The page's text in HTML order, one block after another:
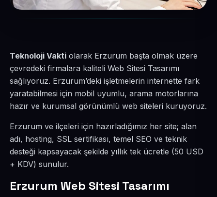
Teknoloji Vakti olarak Erzurum başta olmak üzere
çevredeki firmalara kaliteli Web Sitesi Tasarımı
sağlıyoruz. Erzurum’deki işletmelerin internette fark
yaratabilmesi için mobil uyumlu, arama motorlarına
hazır ve kurumsal görünümlü web siteleri kuruyoruz.
Erzurum ve ilçeleri için hazırladığımız her site; alan
adı, hosting, SSL sertifikası, temel SEO ve teknik
desteği kapsayacak şekilde yıllık tek ücretle (50 USD
+ KDV) sunulur.
Erzurum Web Sitesi Tasarımı